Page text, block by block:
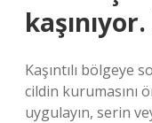
Kaşıntılı bölgeye
cildin kurumasını
uygulayın, serin